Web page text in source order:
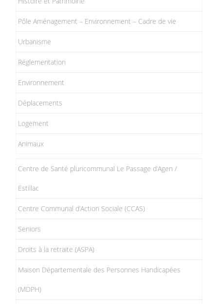
Pôle Aménagement – Environnement – Cadre de vie
Urbanisme
Réglementation
Environnement
Déplacements
Logement
Animaux
Centre de Santé pluricommunal Le Passage d’Agen /
Estillac
Centre Communal d’Action Sociale (CCAS)
Seniors
Droits à la retraite (ASPA)
Maison Départementale des Personnes Handicapées
(MDPH)